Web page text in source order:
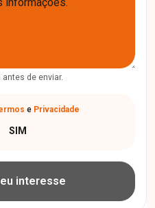
de enviar.
e Privacidade
interesse